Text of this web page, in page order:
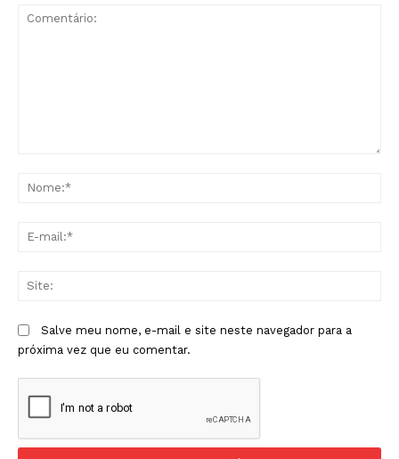
Salve meu nome, e-mail e site neste navegador para a
próxima vez que eu comentar.